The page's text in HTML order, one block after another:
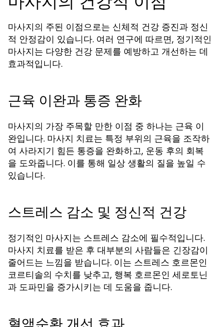
마사지의 주된 이점으로는 신체적 건강 증진과 정신
적 안정감이 있습니다. 여러 연구에 따르면, 정기적인
마사지는 다양한 건강 문제를 예방하고 개선하는 데
효과적입니다.
근육 이완과 통증 완화
마사지의 가장 주목할 만한 이점 중 하나는 근육 이
완입니다. 마사지 치료는 특정 부위의 근육을 조작하
여 사라지기 힘든 통증을 완화하고, 운동 후의 회복
을 도와줍니다. 이를 통해 일상 생활의 질을 높일 수
있습니다.
스트레스 감소 및 정신적 건강
정기적인 마사지는 스트레스 감소에 필수적입니다.
마사지 치료를 받은 후 대부분의 사람들은 긴장감이
줄어드는 느낌을 받습니다. 이는 스트레스 호르몬인
코르티솔의 수치를 낮추고, 행복 호르몬인 세로토닌
과 도파민을 증가시키는 데 도움을 줍니다.